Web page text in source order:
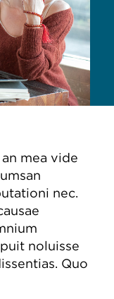
mea vide
nec.
noluisse
Quo